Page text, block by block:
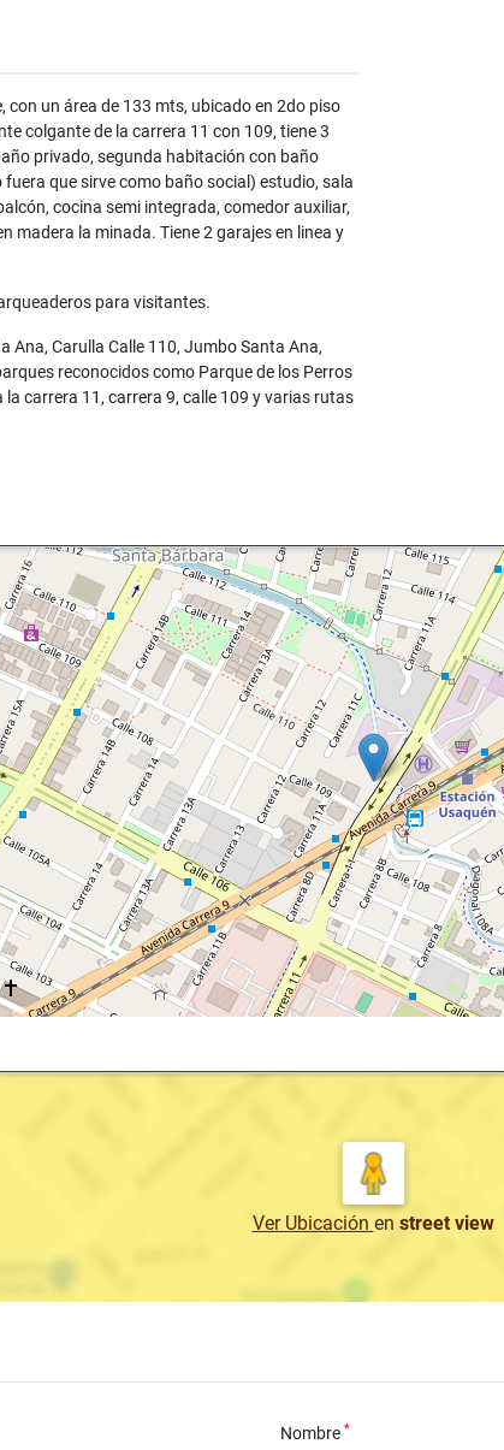
un área de 133 mts, ubicado en 2do piso
colgante de la carrera 11 con 109, tiene 3
privado, segunda habitación con baño
que sirve como baño social) estudio, sala
cocina semi integrada, comedor auxiliar,
madera la minada. Tiene 2 garajes en linea y
para visitantes.
Ana, Carulla Calle 110, Jumbo Santa Ana,
reconocidos como Parque de los Perros
carrera 11, carrera 9, calle 109 y varias rutas
Ver Ubicación en street view
Nombre*